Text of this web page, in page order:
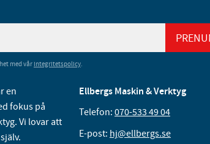
med vårintegritetspolicy.
en
fokus på
Vi lovar att
Ellbergs Maskin & Verktyg
Telefon: 070-533 49 04
E-post: hj@ellbergs.se